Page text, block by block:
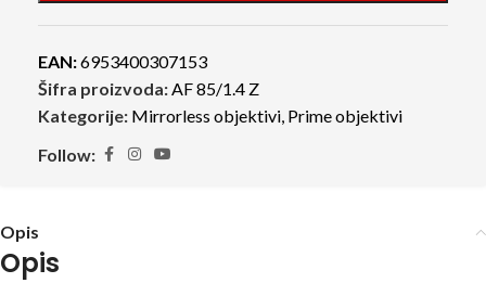
EAN:6953400307153
Šifra proizvoda:AF 85/1.4 Z
Kategorije: Mirrorless objektivi, Prime objektivi
Follow:
Opis
Opis